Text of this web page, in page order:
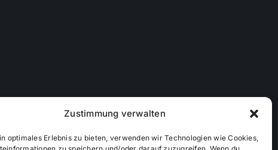
Zustimmung verwalten
optimales Erlebnis zu bieten, verwenden wir Technologien wie Cookies,